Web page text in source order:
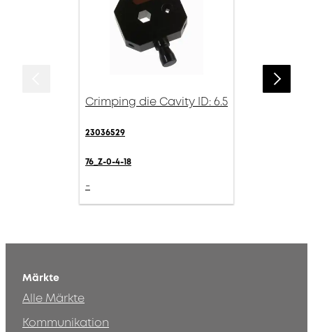
Crimping die Cavity ID: 6.5
23036529
76_Z-0-4-18
-
Märkte
Alle Märkte
Kommunikation